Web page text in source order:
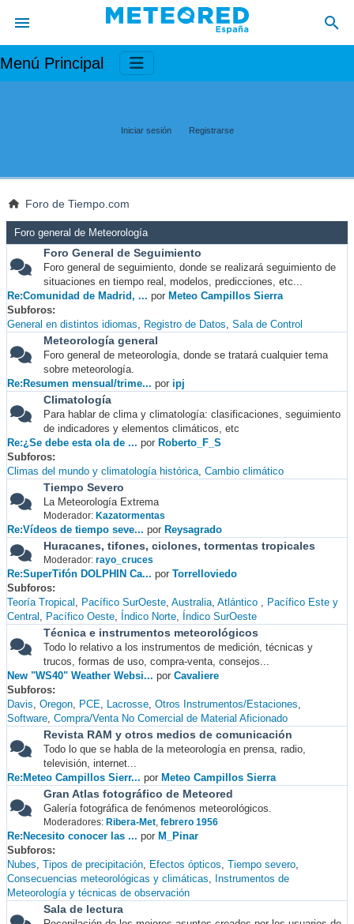
Menú Principal
Iniciar sesión Registrarse
Foro de Tiempo.com
Foro general de Meteorología
Foro General de Seguimiento
Foro general de seguimiento, donde se realizará seguimiento de
situaciones en tiempo real, modelos, predicciones, etc...
Re:Comunidad de Madrid, ... por Meteo Campillos Sierra
Subforos
General en distintos idiomas
Registro de Datos Sala de Control
Meteorología general
Foro general de meteorología, donde se tratará cualquier tema
sobre meteorología.
Re:Resumen mensual/trime... por ipj
Climatología
Para hablar de clima y climatología: clasificaciones, seguimiento
de indicadores y elementos climáticos, etc
Re:¿Se debe esta ola de ... por Roberto_F_S
Subforos
Climas del mundo y climatología histórica Cambio climático
Tiempo Severo
La Meteorología Extrema
Moderador: Kazatormentas
Re:Vídeos de tiempo seve... por Reysagrado
Huracanes, tifones, ciclones, tormentas tropicales
Moderador: rayo_cruces
Re:SuperTifón DOLPHIN Ca... por Torrelloviedo
Subforos
Teoría Tropical
Pacífico SurOeste Australia Atlántico
Pacífico Este y
Central
Pacífico Oeste Índico Norte Índico SurOeste
Técnica e instrumentos meteorológicos
Todo lo relativo a los instrumentos de medición, técnicas y
trucos, formas de uso, compra-venta, consejos...
New "WS40" Weather Websi... por Cavaliere
Subforos
Davis Oregon PCE Lacrosse Otros Instrumentos/Estaciones
Software Compra/Venta No Comercial de Material Aficionado
Revista RAM y otros medios de comunicación
Todo lo que se habla de la meteorología en prensa, radio,
televisión, internet...
Re:Meteo Campillos Sierr... por Meteo Campillos Sierra
Gran Atlas fotográfico de Meteored
Galería fotográfica de fenómenos meteorológicos.
Moderadores: Ribera-Met, febrero 1956
Re:Necesito conocer las ... por M_Pinar
Subforos
Nubes Tipos de precipitación Efectos ópticos Tiempo severo
Consecuencias meteorológicas y climáticas
Instrumentos de
Meteorología y técnicas de observación
Sala de lectura